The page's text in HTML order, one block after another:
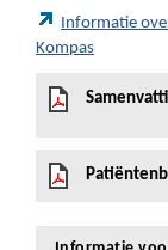
Informatie
Kompas